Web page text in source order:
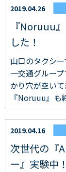
2019.04.26
『Noruuu
した！
山口のタクシ
一交通グルー
かり穴が空い
『Noruuu』も
2019.04.16
次世代の『
ー』実験中！